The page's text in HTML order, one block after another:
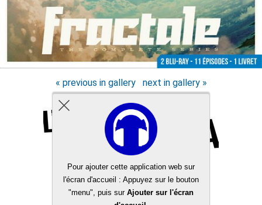
« previous in gallery next in gallery »